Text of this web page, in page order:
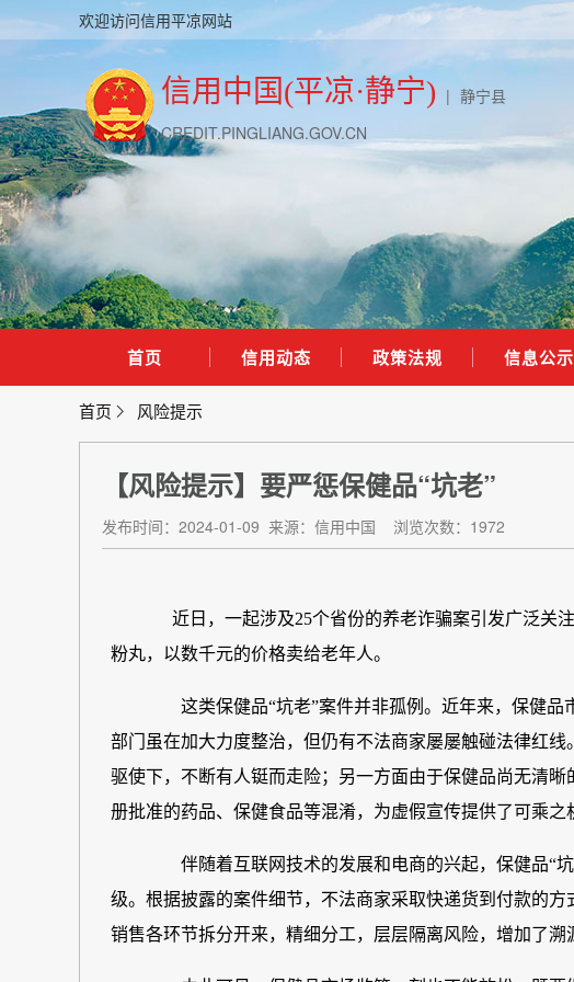
欢迎访问信用平凉网站
信用中国(平凉·静宁) | 静宁县
CREDIT.PINGLIANG.GOV.CN
首页 信用动态 政策法规 信息公示
首页 风险提示
【风险提示】要严惩保健品“坑老”
发布时间：2024-01-09 来源：信用中国 浏览次数：1972